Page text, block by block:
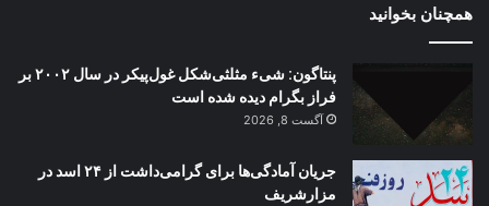
همچنان بخوانید
پنتاگون: شیء مثلثی‌شکل غول‌پیکر در سال ۲۰۰۲ بر
فراز بگرام دیده شده است
آگست 8, 2026
جریان آمادگی‌ها برای گرامی‌داشت از ۲۴ اسد در
مزارشریف